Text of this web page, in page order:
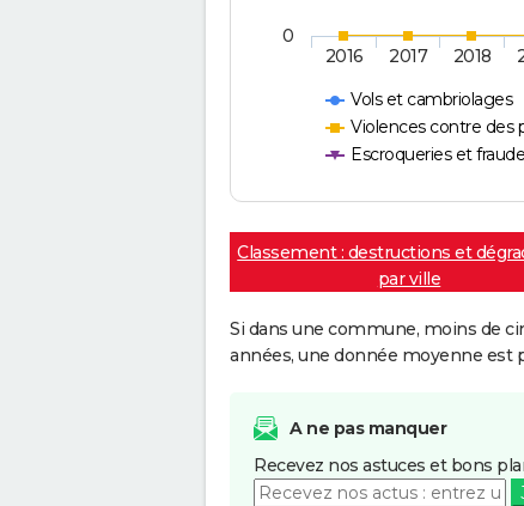
Vols et cambriolages
Violences contre des
Escroqueries et
2016 2017 2018
0
Classement : destructions et
par ville
Si dans une commune, moins de
années, une donnée moyenne est
A ne pas manquer
Recevez nos astuces et bons